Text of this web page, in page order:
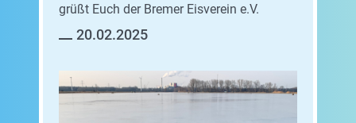
grüßt Euch der Bremer Eisverein e.V.
20.02.2025